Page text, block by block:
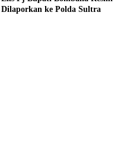
Dilaporkan ke Polda Sultra